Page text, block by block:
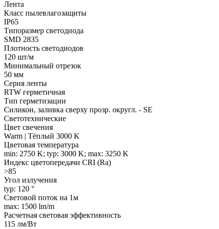
Лента
Класс пылевлагозащиты
IP65
Типоразмер светодиода
SMD 2835
Плотность светодиодов
120 шт/м
Минимальный отрезок
50 мм
Серия ленты
RTW герметичная
Тип герметизации
Силикон, заливка сверху прозр. округл. - SE
Светотехнические
Цвет свечения
Warm | Тёплый 3000 K
Цветовая температура
min: 2750 K; typ: 3000 K; max: 3250 K
Индекс цветопередачи CRI (Ra)
>85
Угол излучения
typ: 120 °
Световой поток на 1м
max: 1500 lm/m
Расчетная световая эффективность
115 лм/Вт